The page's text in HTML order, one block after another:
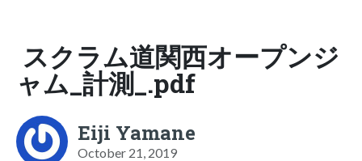
スクラム道関西オープンジ
ャム_計測_.pdf
Eiji Yamane
October 21, 2019